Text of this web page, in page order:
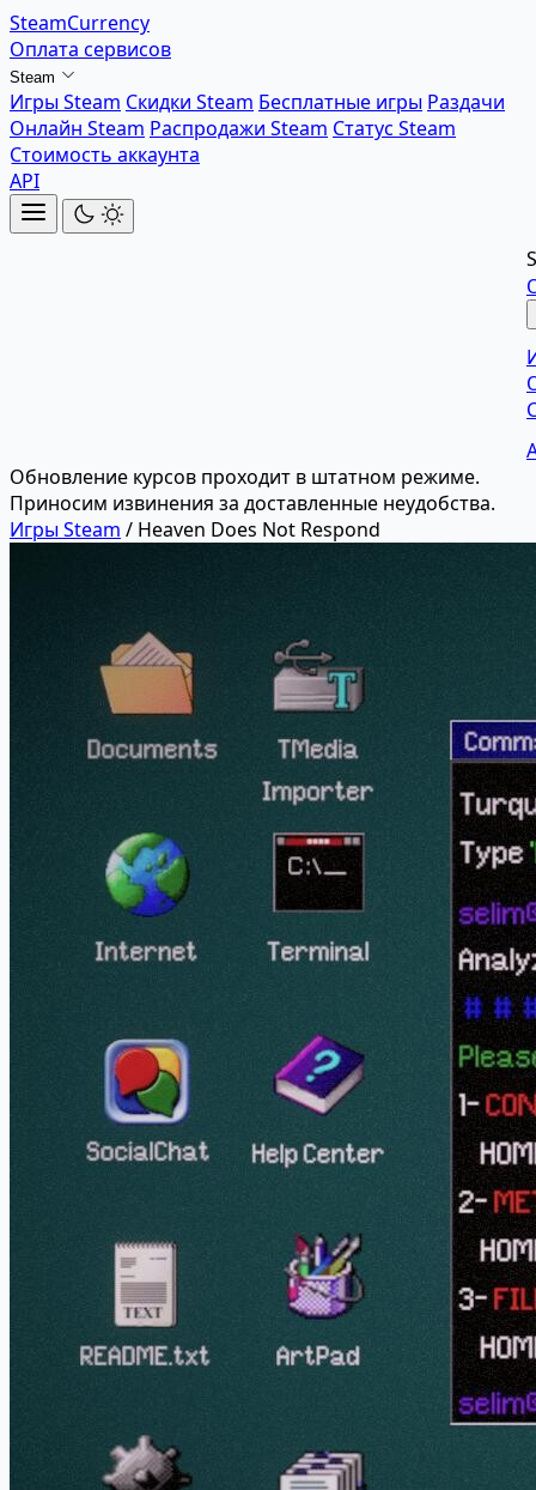
SteamCurrency
Оплата сервисов
Steam
Игры Steam Скидки Steam Бесплатные игры Раздачи
Онлайн Steam Распродажи Steam Статус Steam
Стоимость аккаунта
API
Обновление курсов проходит в штатном режиме.
Приносим извинения за доставленные неудобства.
Игры Steam / Heaven Does Not Respond